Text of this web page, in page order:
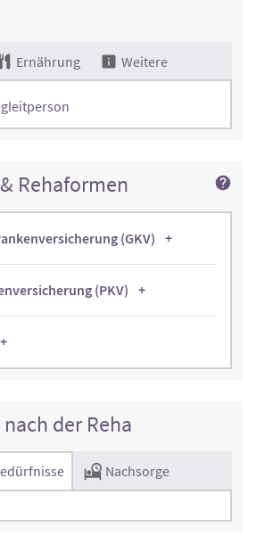
Ernährung Weitere
Rehaformen
(GKV)
(PKV)
der Reha
Nachsorge